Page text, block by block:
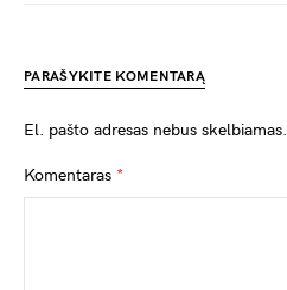
PARAŠYKITE KOMENTARĄ
El. pašto adresas nebus skelbiamas.
Komentaras *